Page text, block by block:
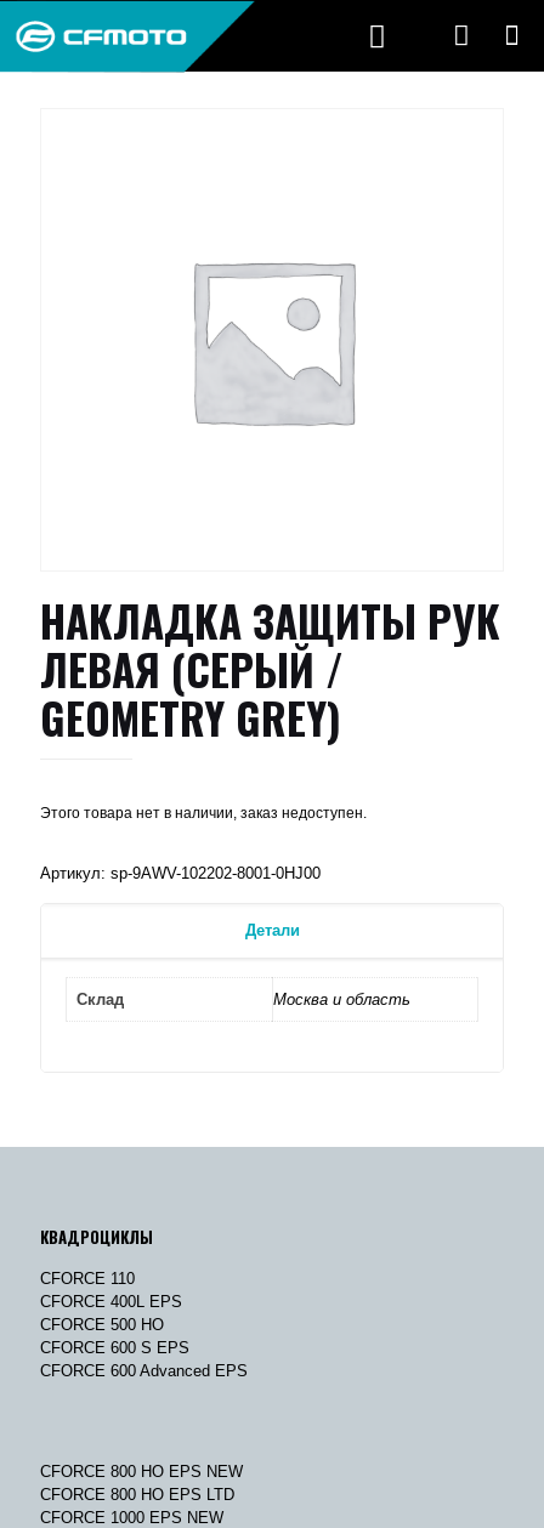
НАКЛАДКА ЗАЩИТЫ РУК
ЛЕВАЯ (СЕРЫЙ /
GEOMETRY GREY)
Этого товара нет в наличии, заказ недоступен.
Артикул: sp-9AWV-102202-8001-0HJ00
Детали
Склад Москва и область
КВАДРОЦИКЛЫ
CFORCE 110
CFORCE 400L EPS
CFORCE 500 HO
CFORCE 600 S EPS
CFORCE 600 Advanced EPS
CFORCE 800 HO EPS NEW
CFORCE 800 HO EPS LTD
CFORCE 1000 EPS NEW